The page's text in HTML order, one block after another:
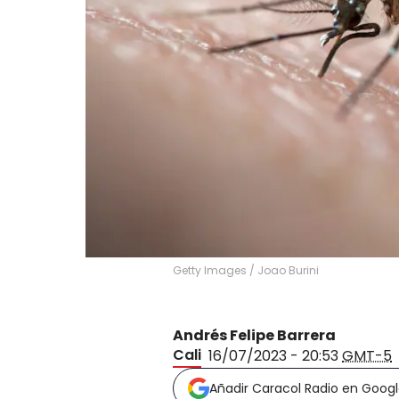
Getty Images / Joao Burini
Andrés Felipe Barrera
Cali 16/07/2023 - 20:53GMT-5
Añadir Caracol Radio en